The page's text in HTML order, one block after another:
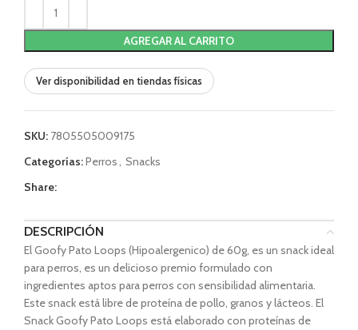
AGREGAR AL CARRITO
Ver disponibilidad en tiendas físicas
SKU: 7805505009175
Categorías:Perros, Snacks
Share:
DESCRIPCIÓN
El Goofy Pato Loops (Hipoalergenico) de 60g, es un snack ideal
para perros, es un delicioso premio formulado con
ingredientes aptos para perros con sensibilidad alimentaria.
Este snack está libre de proteína de pollo, granos y lácteos. El
Snack Goofy Pato Loops está elaborado con proteínas de